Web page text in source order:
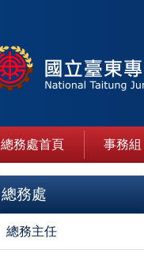
總務處首頁
事務組
總務處
總務主任